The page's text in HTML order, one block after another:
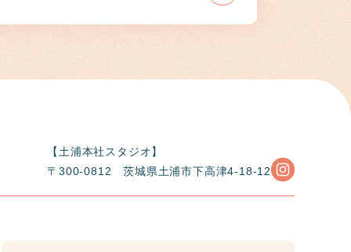
【土浦本社スタジオ】
〒300-0812茨城県土浦市下高津4-18-12